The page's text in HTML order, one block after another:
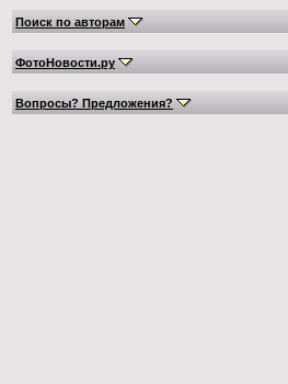
Поиск по авторам
ФотоНовости.ру
Вопросы? Предложения?